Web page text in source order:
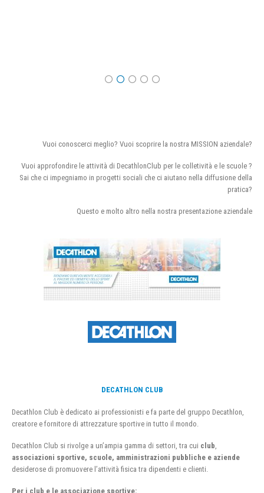
Vuoi conoscerci meglio? Vuoi scoprire la nostra MISSION aziendale?
Vuoi approfondire le attività di DecathlonClub per le colletività e le scuole ?
Sai che ci impegniamo in progetti sociali che ci aiutano nella diffusione della
pratica?
Questo e molto altro nella nostra presentazione aziendale
DECATHLON CLUB
Decathlon Club è dedicato ai professionisti e fa parte del gruppo Decathlon,
creatore e fornitore di attrezzature sportive in tutto il mondo.
Decathlon Club si rivolge a un’ampia gamma di settori, tra cui club
associazioni sportive, scuole, amministrazioni pubbliche e aziende
desiderose di promuovere l’attività fisica tra dipendenti e clienti.
Per i club e le associazione sportive: